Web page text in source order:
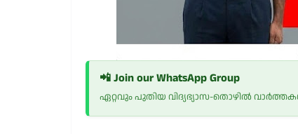
📲 Join our WhatsApp Group
ഏറ്റവും പുതിയ വിദ്യഭ്യാസ-തൊഴിൽ